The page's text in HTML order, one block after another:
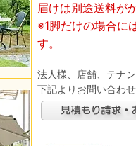
届けは別途送料が
※1脚だけの場合に
す。
法人様、店舗、テナ
下記よりお問い合わ